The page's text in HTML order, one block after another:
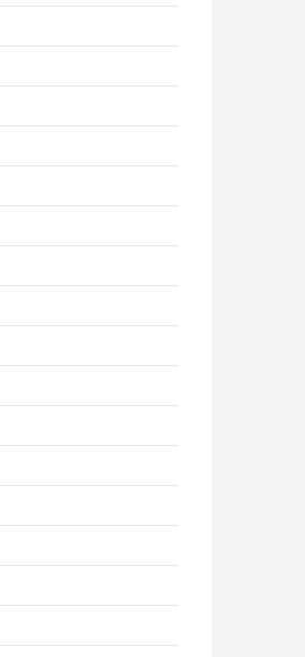
ограждение от беженцев